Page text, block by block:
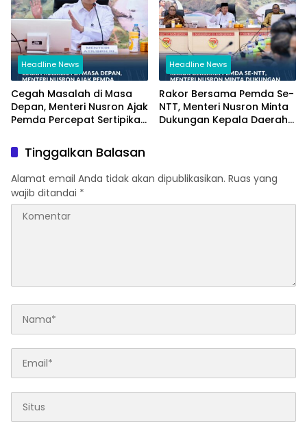
Headline News
Cegah Masalah di Masa
Depan, Menteri Nusron Ajak
Pemda Percepat Sertipikasi
NTT
Headline News
Rakor Bersama Pemda Se-
NTT, Menteri Nusron Minta
Dukungan Kepala Daerah
Tinggalkan Balasan
Alamat email Anda tidak akan dipublikasikan. Ruas yang
wajib ditandai *